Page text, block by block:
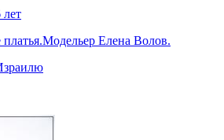
лет
Елена Волов.